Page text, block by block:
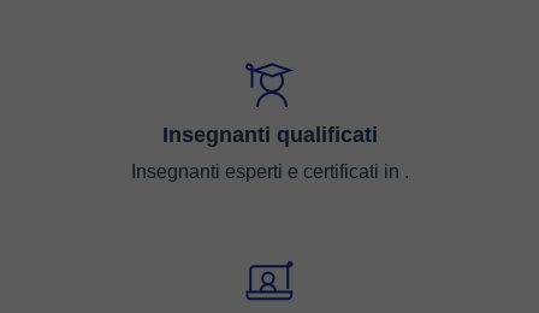
Insegnanti qualificati
Insegnanti esperti e certificati in .